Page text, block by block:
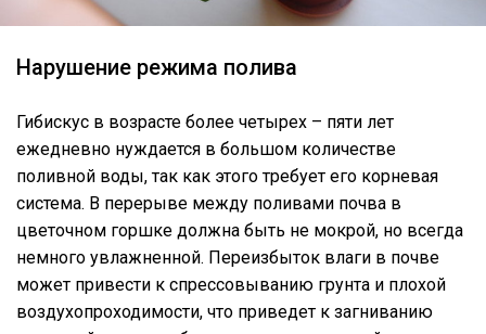
Нарушение режима полива
Гибискус в возрасте более четырех – пяти лет
ежедневно нуждается в большом количестве
поливной воды, так как этого требует его корневая
система. В перерыве между поливами почва в
цветочном горшке должна быть не мокрой, но всегда
немного увлажненной. Переизбыток влаги в почве
может привести к спрессовыванию грунта и плохой
воздухопроходимости, что приведет к загниванию